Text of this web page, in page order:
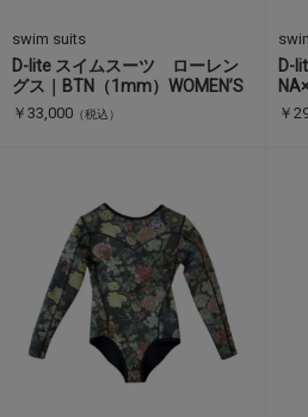
swim suits
D-lite スイムスーツ ローレン
グス｜BTN（1mm）WOMEN’S
￥33,000 （税込）
D-
￥